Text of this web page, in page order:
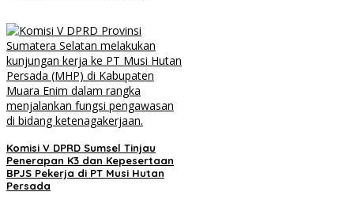
Komisi V DPRD Sumsel Tinjau
Penerapan K3 dan Kepesertaan
BPJS Pekerja di PT Musi Hutan
Persada